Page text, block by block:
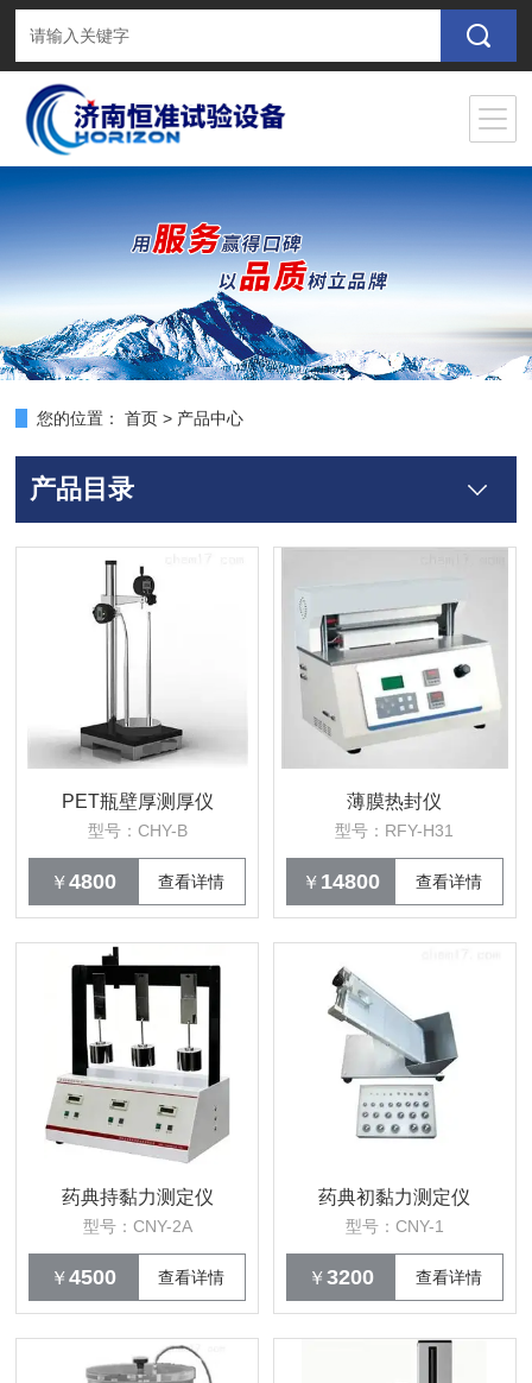
您的位置： 首页 > 产品中心
产品目录
PET瓶壁厚测厚仪
型号：CHY-B
￥4800 查看详情
薄膜热封仪
型号：RFY-H31
￥ 14800 查看详情
药典持黏力测定仪
型号：CNY-2A
￥4500 查看详情
药典初黏力测定仪
型号：CNY-1
￥3200 查看详情